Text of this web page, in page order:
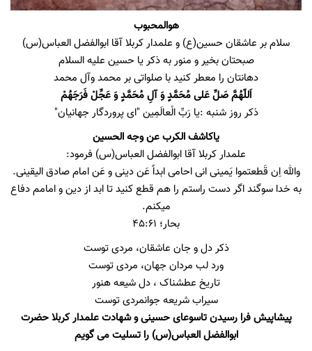
هوالمحبوب
سلام بر عاشقان حسين(ع) و علمدار کربلا آقا ابوالفضل العباس(س)
صبحتان بخیر و منور به ذکر یا حسین علیه السلام
دهانتان را معطر کنید با صلواتی بر محمد وآل محمد
اَللّهُمَّ صَلِّ عَلی مُحَمَّدٍ وَ آلِ مُحَمَّدٍ وَ عَجِّلْ فَرَجَهُمْ
ذکر روز شنبه :یا رَبِّ الْعالَمِین "ای پروردگار جهانیان"
یاکاشف الکرب عن وجه الحسین
علمدار کربلا آقا ابوالفضل العباس(س) فرمود:
والله اِن قَطعتموا یَمینی انی احامی ابداً عَن دینی و عَن امام صادق الیقینی.
به خدا سوگند اگر دست راستم را هم قطع کنید تا ابد از دین و امامم دفاع
میکنم.
بحار؛ 45:61
ذکر دل و جان عاشقان، مردی توست
ورد لب مردان جهان، مردی توست
تاریخ عطشناک ، دل شیعه هنور
سیراب شریعه جوانمردی توست
پیشاپیش فرا رسیدن تاسوعای حسینی و شهادت علمدار کربلا حضرت
ابوالفضل العباس(س) را تسلیت می گویم